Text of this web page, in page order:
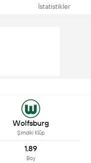
İstatistikler
Wolfsburg
Şimdiki Klüp
1.89
Boy